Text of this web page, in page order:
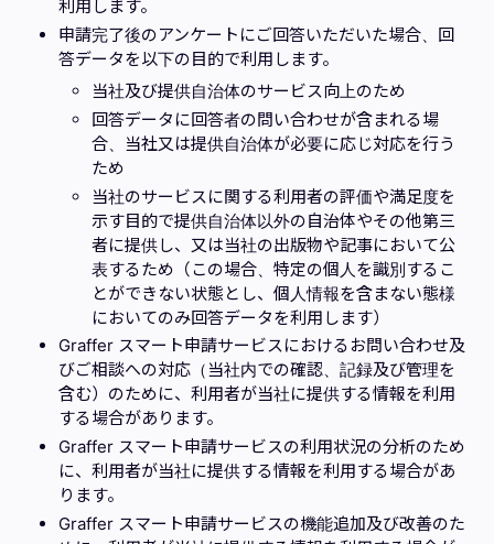
利用します。
申請完了後のアンケートにご回答いただいた場合、回
答データを以下の目的で利用します。
当社及び提供自治体のサービス向上のため
回答データに回答者の問い合わせが含まれる場
合、当社又は提供自治体が必要に応じ対応を行う
ため
当社のサービスに関する利用者の評価や満足度を
示す目的で提供自治体以外の自治体やその他第三
者に提供し、又は当社の出版物や記事において公
表するため（この場合、特定の個人を識別するこ
とができない状態とし、個人情報を含まない態様
においてのみ回答データを利用します）
Graffer スマート申請サービスにおけるお問い合わせ及
びご相談への対応（当社内での確認、記録及び管理を
含む）のために、利用者が当社に提供する情報を利用
する場合があります。
Graffer スマート申請サービスの利用状況の分析のため
に、利用者が当社に提供する情報を利用する場合があ
ります。
Graffer スマート申請サービスの機能追加及び改善のた